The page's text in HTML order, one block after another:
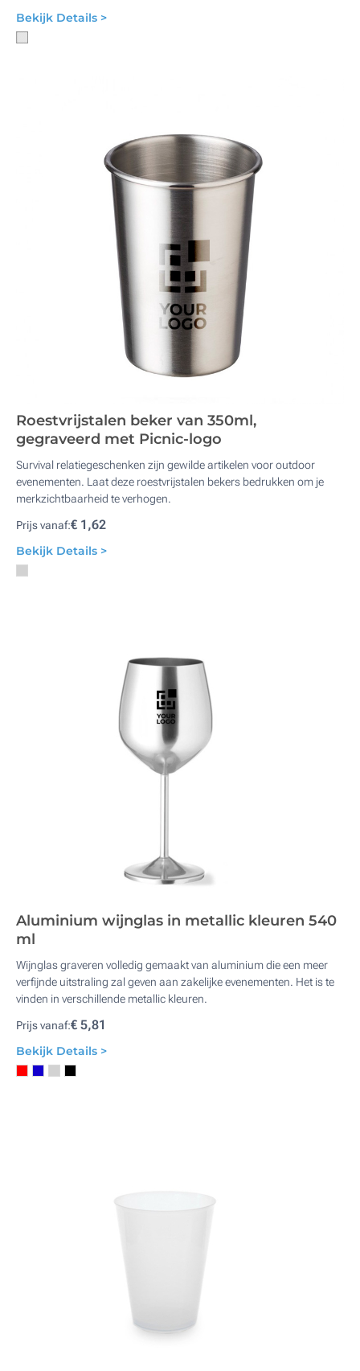
Bekijk Details >
Roestvrijstalen beker van 350ml,
gegraveerd met Picnic-logo
Survival relatiegeschenken zijn gewilde artikelen voor outdoor
evenementen. Laat deze roestvrijstalen bekers bedrukken om je
merkzichtbaarheid te verhogen.
Prijs vanaf:€ 1,62
Bekijk Details >
Aluminium wijnglas in metallic kleuren 540
ml
Wijnglas graveren volledig gemaakt van aluminium die een meer
verfijnde uitstraling zal geven aan zakelijke evenementen. Het is te
vinden in verschillende metallic kleuren.
Prijs vanaf:€ 5,81
Bekijk Details >